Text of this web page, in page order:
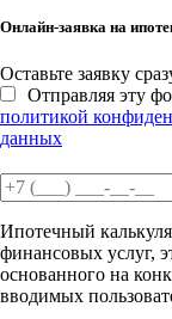
Онлайн-заявка на
Оставьте заявку
Отправляя эту
политикой
данных
Ипотечный
финансовых услуг,
основанного на
вводимых